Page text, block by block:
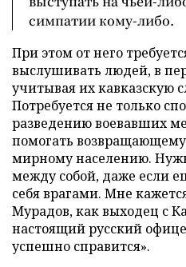
симпатии кому-либо.
При этом от него
выслушивать людей, в
учитывая их кавказскую
Потребуется не только
разведению воевавших
помогать
мирному населению.
между собой, даже если
себя врагами. Мне
Мурадов, как выходец с
настоящий русский
успешно справится».